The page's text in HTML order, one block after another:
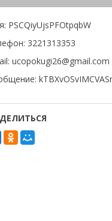
PSCQiyUjsPFOtpqbW
3221313353
ucopokugi26@gmail.com